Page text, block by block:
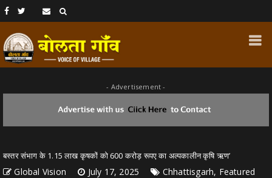
- Advertisement -
बस्तर संभाग के 1.15 लाख कृषकों को 600 करोड़ रूपए का अल्पकालीन कृषि ऋण’
Global Vision July 17, 2025 Chhattisgarh, Featured